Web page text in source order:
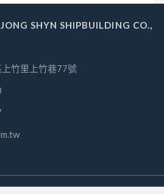
SHYN SHIPBUILDING CO.,
竹里上竹巷77號